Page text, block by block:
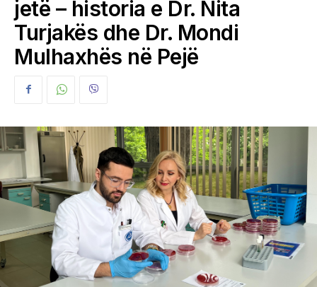
jetë – historia e Dr. Nita
Turjakës dhe Dr. Mondi
Mulhaxhës në Pejë